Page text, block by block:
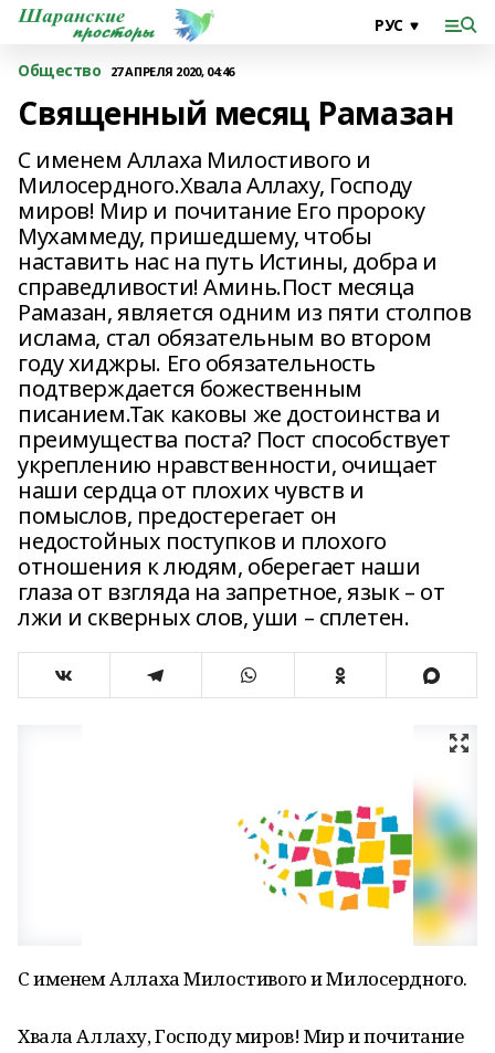
Общество 27 АПРЕЛЯ 2020, 04:46
Священный месяц Рамазан
С именем Аллаха Милостивого и
Милосердного.Хвала Аллаху, Господу
миров! Мир и почитание Его пророку
Мухаммеду, пришедшему, чтобы
наставить нас на путь Истины, добра и
справедливости! Аминь.Пост месяца
Рамазан, является одним из пяти cтолпов
ислама, стал обязательным во втором
году хиджры. Его обязательность
подтверждается божественным
писанием.Так каковы же достоинства и
преимущества поста? Пост способствует
укреплению нравственности, очищает
наши сердца от плохих чувств и
помыслов, предостерегает он
недостойных поступков и плохого
отношения к людям, оберегает наши
глаза от взгляда на запретное, язык – от
лжи и скверных слов, уши – сплетен.
С именем Аллаха Милостивого и Милосердного.
Хвала Аллаху, Господу миров! Мир и почитание